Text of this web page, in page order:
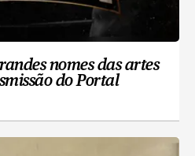
nomes das artes
do Portal